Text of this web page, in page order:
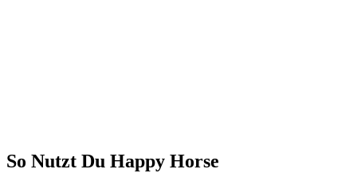
So Nutzt Du Happy Horse